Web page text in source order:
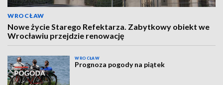
WROCŁAW
Nowe życie Starego Refektarza. Zabytkowy obiekt we
Wrocławiu przejdzie renowację
WROCŁAW
Prognoza pogody na piątek